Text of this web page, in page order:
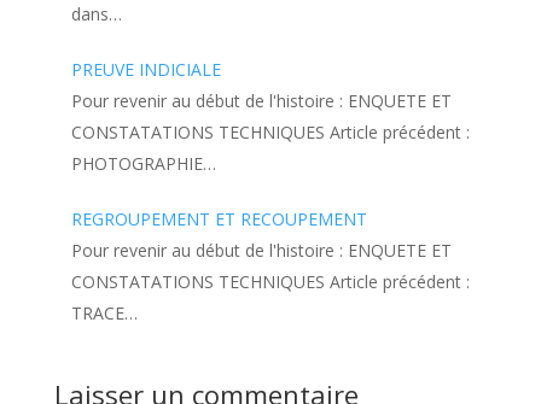
dans…
PREUVE INDICIALE
Pour revenir au début de l'histoire : ENQUETE ET
CONSTATATIONS TECHNIQUES Article précédent :
PHOTOGRAPHIE…
REGROUPEMENT ET RECOUPEMENT
Pour revenir au début de l'histoire : ENQUETE ET
CONSTATATIONS TECHNIQUES Article précédent :
TRACE…
Laisser un commentaire